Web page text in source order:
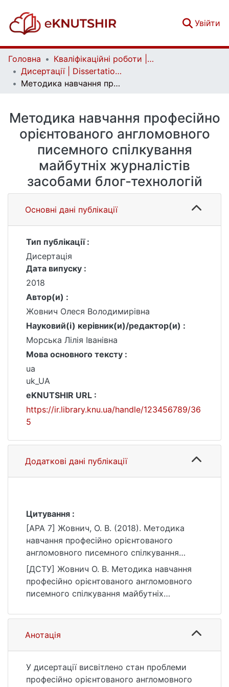
Увійти
Головна
Кваліфікаційні роботи | Qualifying works
Дисертації | Dissertations
Методика навчання професійно орієнтованого англомовного писемного спілкування майбутніх журналістів засобами блог-технологій
Методика навчання професійно
орієнтованого англомовного
писемного спілкування
майбутніх журналістів
засобами блог-технологій
Основні дані публікації
Тип публікації :
Дисертація
Дата випуску :
2018
Автор(и) :
Жовнич Олеся Володимирівна
Науковий(і) керівник(и)/редактор(и) :
Морська Лілія Іванівна
Мова основного тексту :
ua
uk_UA
eKNUTSHIR URL :
https://ir.library.knu.ua/handle/123456789/36
5
Додаткові дані публікації
Цитування :
[APA 7] Жовнич, О. В. (2018). Методика
навчання професійно орієнтованого
англомовного писемного спілкування
майбутніх журналістів засобами блог-
технологій [Дис. канд. пед. наук.,
Київський національний університет імені
Тараса Шевченка]. eKNUTSHIR.
https://ir.library.knu.ua/handle/123456789/36
[ДСТУ] Жовнич О. В. Методика навчання
професійно орієнтованого англомовного
писемного спілкування майбутніх
дис. … канд. пед. наук. : 01 Освіта/
Педагогіка. Київ, 2018. 309 с. URL:
https://ir.library.knu.ua/handle/123456789/36
Анотація
У дисертації висвітлено стан проблеми
професійно орієнтованого англомовного